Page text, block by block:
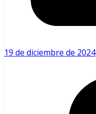
19 de diciembre de 2024